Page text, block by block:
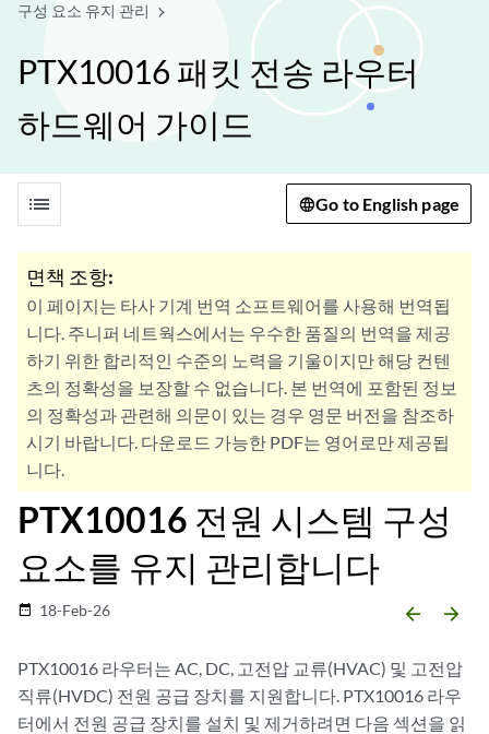
구성 요소 유지 관리
PTX10016 패킷 전송 라우터
하드웨어 가이드
list Go to English page
면책 조항:
이 페이지는 타사 기계 번역 소프트웨어를 사용해 번역됩
니다. 주니퍼 네트웍스에서는 우수한 품질의 번역을 제공
하기 위한 합리적인 수준의 노력을 기울이지만 해당 컨텐
츠의 정확성을 보장할 수 없습니다. 본 번역에 포함된 정보
의 정확성과 관련해 의문이 있는 경우 영문 버전을 참조하
시기 바랍니다. 다운로드 가능한 PDF는 영어로만 제공됩
니다.
PTX10016 전원 시스템 구성
요소를 유지 관리합니다
date_range 18-Feb-26 arrow_backward arrow_forward
PTX10016 라우터는 AC, DC, 고전압 교류(HVAC) 및 고전압
직류(HVDC) 전원 공급 장치를 지원합니다. PTX10016 라우
터에서 전원 공급 장치를 설치 및 제거하려면 다음 섹션을 읽